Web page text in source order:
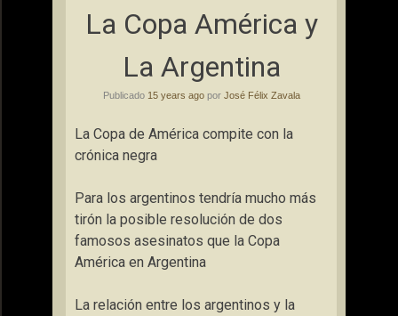
La Copa América y
La Argentina
Publicado 15 years agopor José Félix Zavala
La Copa de América compite con la
crónica negra
Para los argentinos tendría mucho más
tirón la posible resolución de dos
famosos asesinatos que la Copa
América en Argentina
La relación entre los argentinos y la